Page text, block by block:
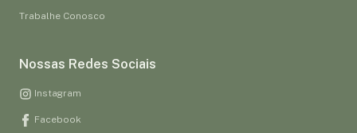
Trabalhe Conosco
Nossas Redes Sociais
Instagram
Facebook